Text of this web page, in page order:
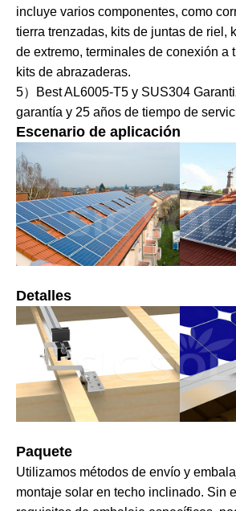
incluye varios componentes, como
tierra trenzadas, kits de juntas de riel,
de extremo, terminales de conexión a
kits de abrazaderas.
5）Best AL6005-T5 y SUS304
garantía y 25 años de tiempo de
Escenario de aplicación
Detalles
Paquete
Utilizamos métodos de envío y
montaje solar en techo inclinado. Sin